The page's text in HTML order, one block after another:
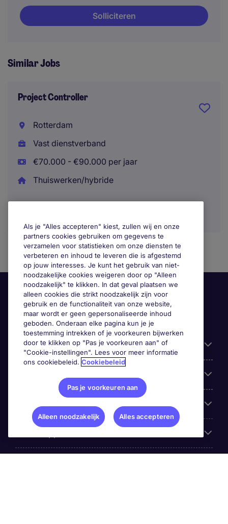
Solliciteren
Similar Jobs
Project Controller
Rotterdam
Vast dienstverband
€70.000 - €90.000 per jaar
Thuiswerken/hybride
Handige informatie
Google Rating
Als je "Alles accepteren" kiest, zullen wij en onze
partners cookies gebruiken om gegevens te
verzamelen voor statistieken om onze diensten te
verbeteren en inhoud te leveren die is afgestemd
op jouw interesses. Je kunt het gebruik van niet-
noodzakelijke cookies weigeren door op "Alleen
noodzakelijk" te klikken. In dat geval plaatsen we
alleen cookies die strikt noodzakelijk zijn voor
gebruik en de functionaliteit van onze website,
maar wordt er geen gepersonaliseerde inhoud
geboden. Onderaan elke pagina kun je je
toestemming intrekken of je voorkeuren bijwerken
door te klikken op "Pas je voorkeuren aan" of
"Cookie-instellingen". Lees voor meer informatie
ons cookiebeleid. Cookiebeleid
Pas je voorkeuren aan
Alleen noodzakelijk Alles accepteren